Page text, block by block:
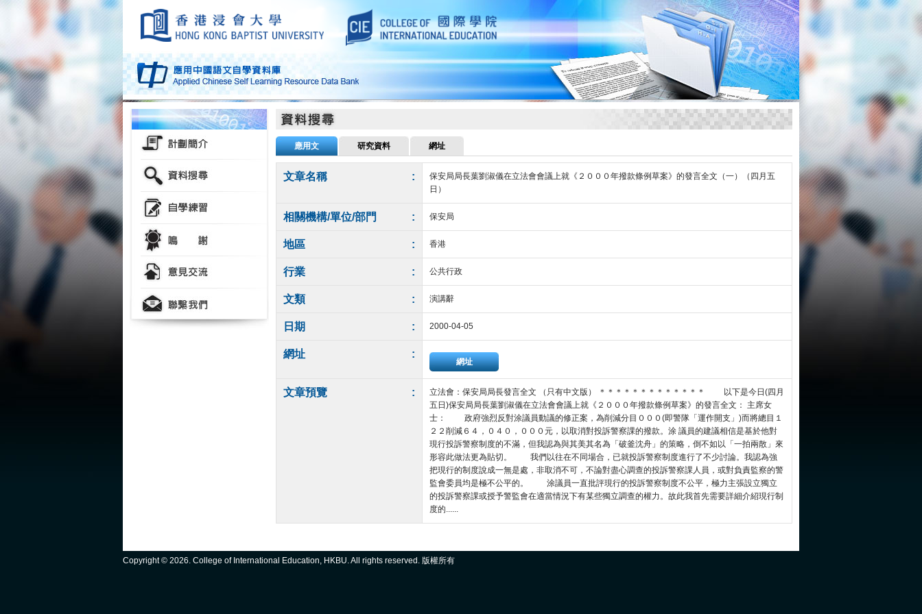
應用文 研究資料 網址
文章名稱 :
保安局局長葉劉淑儀在立法會會議上就《２０００年撥款條例草案》的發言全文（一）（四月五
日）
相關機構/單位/部門 : 保安局
地區 : 香港
行業 : 公共行政
文類 : 演講辭
日期 : 2000-04-05
網址 :
網址
文章預覽 :
立法會：保安局局長發言全文 （只有中文版） ＊＊＊＊＊＊＊＊＊＊＊＊＊ 以下是今日(四月
五日)保安局局長葉劉淑儀在立法會會議上就《２０００年撥款條例草案》的發言全文： 主席女
士： 政府強烈反對涂議員動議的修正案，為削減分目０００(即警隊「運作開支」)而將總目１
２２削減６４，０４０，０００元，以取消對投訴警察課的撥款。涂 議員的建議相信是基於他對
現行投訴警察制度的不滿，但我認為與其美其名為「破釜沈舟」的策略，倒不如以「一拍兩散」來
形容此做法更為貼切。 我們以往在不同場合，已就投訴警察制度進行了不少討論。我認為強
把現行的制度說成一無是處，非取消不可，不論對盡心調查的投訴警察課人員，或對負責監察的警
監會委員均是極不公平的。 涂議員一直批評現行的投訴警察制度不公平，極力主張設立獨立
的投訴警察課或授予警監會在適當情況下有某些獨立調查的權力。故此我首先需要詳細介紹現行制
度的......
Copyright © 2026. College of International Education, HKBU. All rights reserved. 版權所有